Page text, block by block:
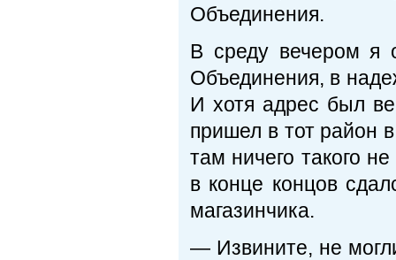
Объединения.
В среду вечером я
Объединения, в
И хотя адрес был
пришел в тот район
там ничего такого
в конце концов
магазинчика.
— Извините, не